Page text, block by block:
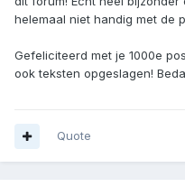
helemaal niet handig met de
Gefeliciteerd met je 1000e
ook teksten opgeslagen!
Quote